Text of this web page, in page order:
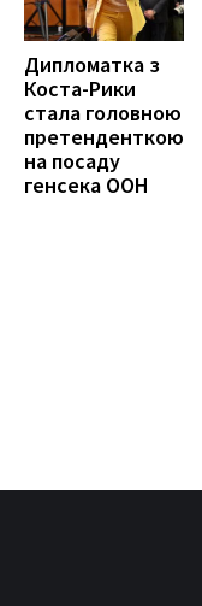
Дипломатка з
Коста-Рики
стала головною
претенденткою
на посаду
генсека ООН